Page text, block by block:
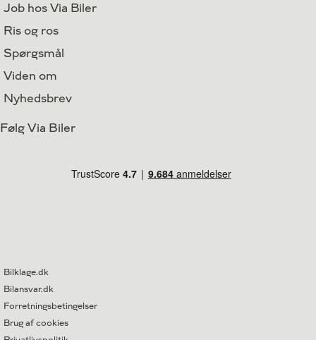
Job hos Via Biler
Ris og ros
Spørgsmål
Viden om
Nyhedsbrev
Følg Via Biler
Bilklage.dk
Bilansvar.dk
Forretningsbetingelser
Brug af cookies